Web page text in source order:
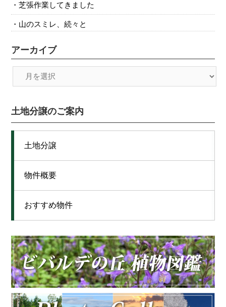
芝張作業してきました
山のスミレ、続々と
アーカイブ
土地分譲のご案内
土地分譲
物件概要
おすすめ物件